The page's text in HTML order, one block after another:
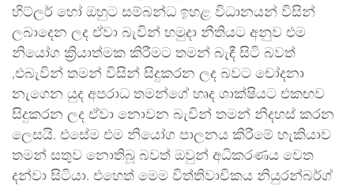
හිට්ලර් හෝ ඔහුට සම්බන්ධ ඉහළ විධානයන් විසින්
ලබාදෙන ලද ඒවා බැවින් හමුදා නීතියට අනුව එම
නියෝග ක්‍රියාත්මක කිරීමට තමන් බැඳී සිටි බවත්
,එබැවින් තමන් විසින් සිදුකරන ලද බවට චෝදනා
නැගෙන යුද අපරාධ තමන්ගේ හෘද ශාක්ෂියට එකඟව
සිදුකරන ලද ඒවා නොවන බැවින් තමන් නිදහස් කරන
ලෙසයි. එසේම එම නියෝග පාලනය කිරීමේ හැකියාව
තමන් සතුව නොතිබූ බවත් ඔවුන් අධිකරණය වෙත
දන්වා සිටියා. එහෙත් මෙම විත්තිවාචිකය නියුරන්බර්ග්